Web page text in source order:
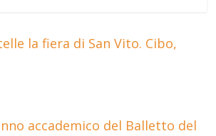
la fiera di San Vito. Cibo,
accademico del Balletto del